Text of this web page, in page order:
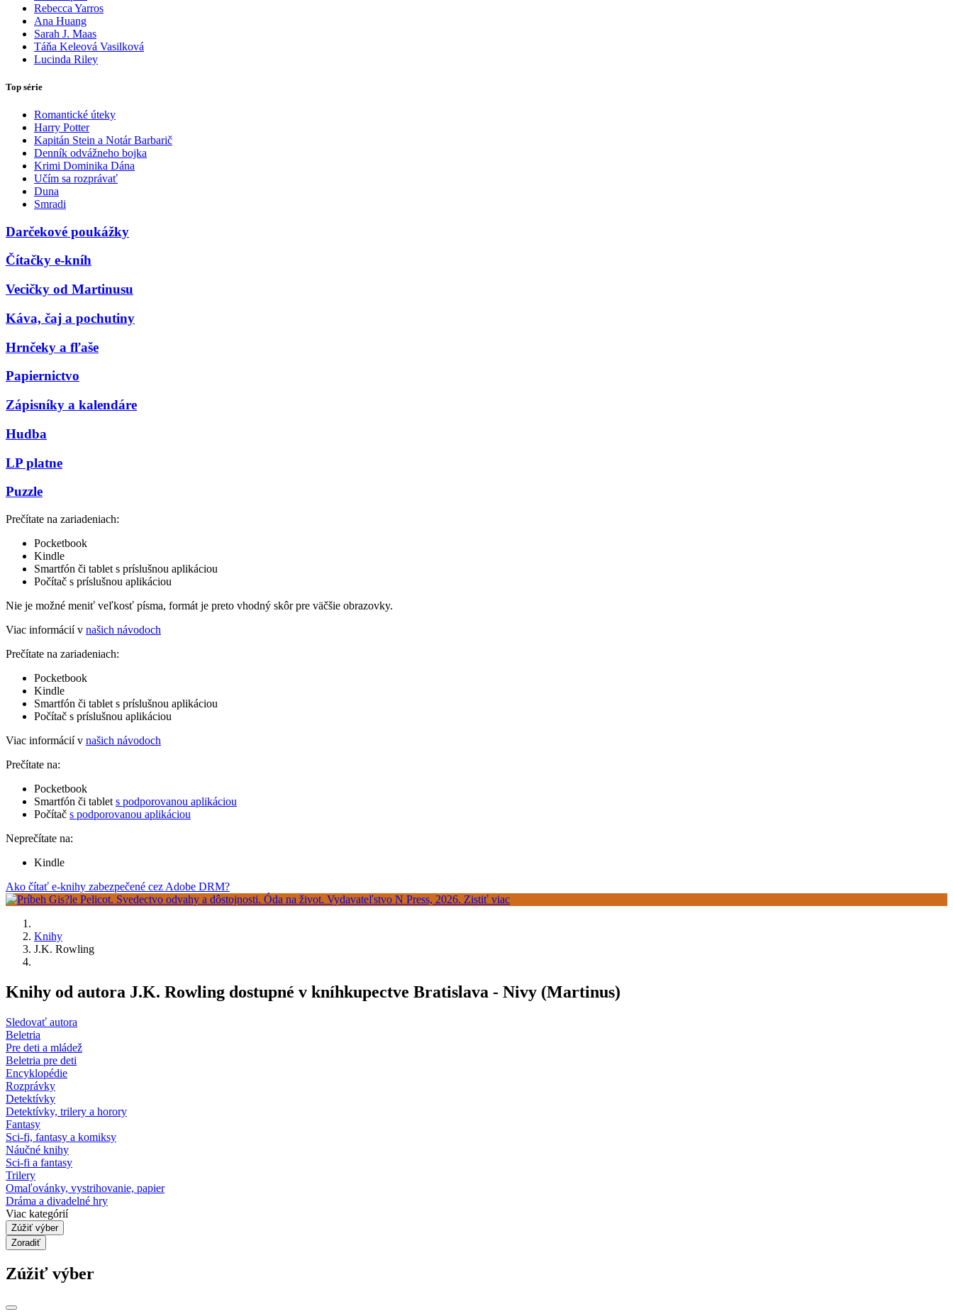
Rebecca Yarros
Ana Huang
Sarah J. Maas
Táňa Keleová Vasilková
Lucinda Riley
Top série
Romantické úteky
Harry Potter
Kapitán Stein a Notár Barbarič
Denník odvážneho bojka
Krimi Dominika Dána
Učím sa rozprávať
Duna
Smradi
Darčekové poukážky
Čítačky e-kníh
Vecičky od Martinusu
Káva, čaj a pochutiny
Hrnčeky a fľaše
Papiernictvo
Zápisníky a kalendáre
Hudba
LP platne
Puzzle
Prečítate na zariadeniach:
Pocketbook
Kindle
Smartfón či tablet s príslušnou aplikáciou
Počítač s príslušnou aplikáciou
Nie je možné meniť veľkosť písma, formát je preto vhodný skôr pre väčšie obrazovky.
Viac informácií v našich návodoch
Prečítate na zariadeniach:
Pocketbook
Kindle
Smartfón či tablet s príslušnou aplikáciou
Počítač s príslušnou aplikáciou
Viac informácií v našich návodoch
Prečítate na:
Pocketbook
Smartfón či tablet s podporovanou aplikáciou
Počítač s podporovanou aplikáciou
Neprečítate na:
Kindle
Ako čítať e-knihy zabezpečené cez Adobe DRM?
Knihy
J.K. Rowling
Knihy od autora J.K. Rowling dostupné v kníhkupectve Bratislava - Nivy (Martinus)
Sledovať autora
Beletria
Pre deti a mládež
Beletria pre deti
Encyklopédie
Rozprávky
Detektívky
Detektívky, trilery a horory
Fantasy
Sci-fi, fantasy a komiksy
Náučné knihy
Sci-fi a fantasy
Trilery
Omaľovánky, vystrihovanie, papier
Dráma a divadelné hry
Viac kategórií
Zúžiť výber
Zoradiť
Zúžiť výber